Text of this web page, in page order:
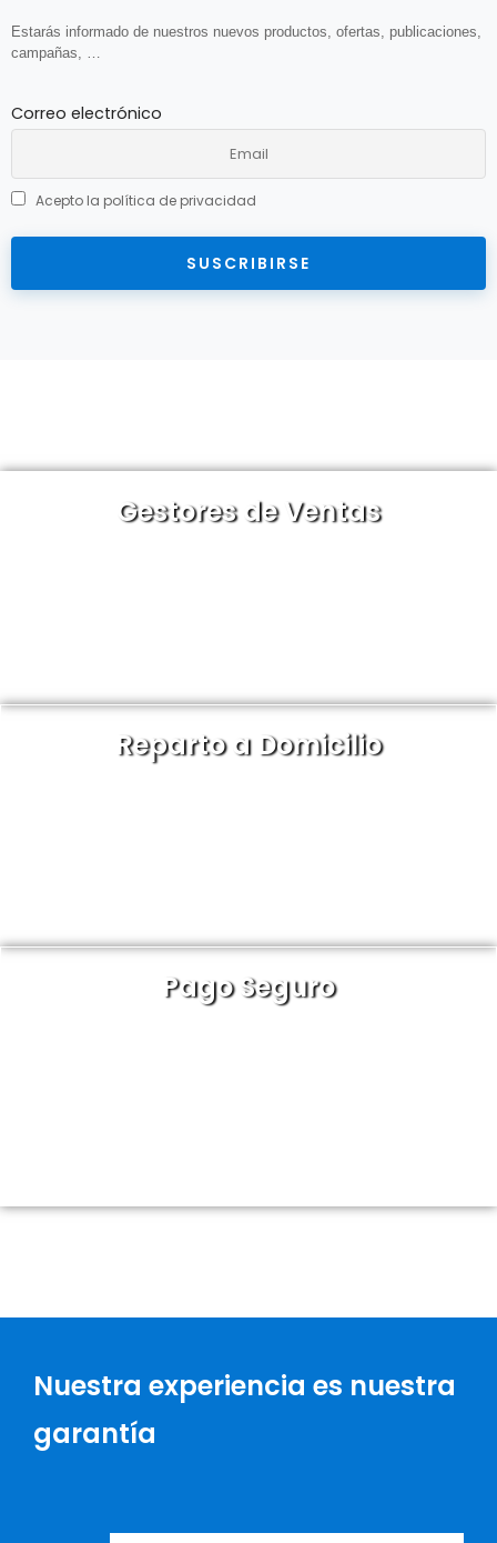
Estarás informado de nuestros nuevos productos, ofertas, publicaciones,
campañas, …
Correo electrónico
Acepto la política de privacidad
Gestores de Ventas
Reparto a Domicilio
Pago Seguro
Nuestra experiencia es nuestra
garantía